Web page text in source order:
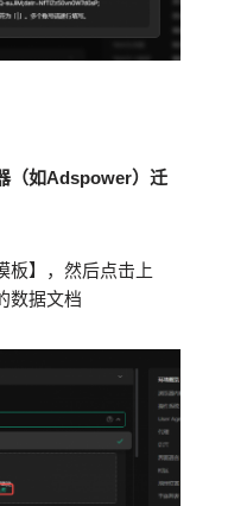
（如Adspower）迁
板】，然后点击上
数据文档